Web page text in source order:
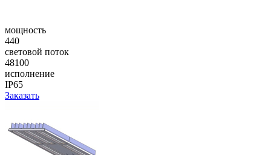
мощность
440
световой поток
48100
исполнение
IP65
Заказать